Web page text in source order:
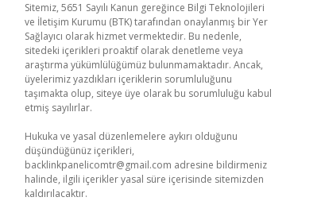
Sitemiz, 5651 Sayılı Kanun gereğince Bilgi Teknolojileri
ve İletişim Kurumu (BTK) tarafından onaylanmış bir Yer
Sağlayıcı olarak hizmet vermektedir. Bu nedenle,
sitedeki içerikleri proaktif olarak denetleme veya
araştırma yükümlülüğümüz bulunmamaktadır. Ancak,
üyelerimiz yazdıkları içeriklerin sorumluluğunu
taşımakta olup, siteye üye olarak bu sorumluluğu kabul
etmiş sayılırlar.
Hukuka ve yasal düzenlemelere aykırı olduğunu
düşündüğünüz içerikleri,
backlinkpanelicomtr@gmail.com adresine bildirmeniz
halinde, ilgili içerikler yasal süre içerisinde sitemizden
kaldırılacaktır.